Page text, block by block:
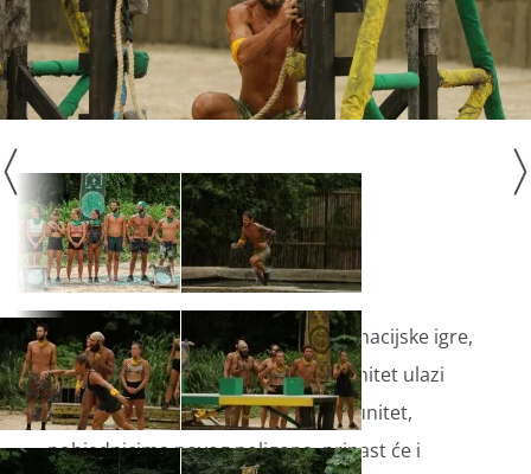
Žuti tim suočen je s pritiskom eliminacijske igre,
pa u novu borbu za plemenski imunitet ulazi
posebno motiviran. Uz prestiž i imunitet,
pobjednicima novog poligona, pripast će i